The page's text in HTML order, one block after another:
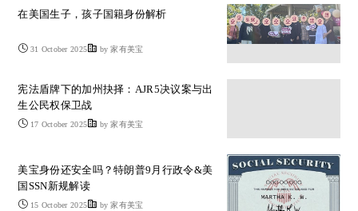
在美国生子，孩子国籍身份解析
31 October 2025 by 家有美宝
宪法盾牌下的加州抉择：AJR5决议案与出
生公民权保卫战
17 October 2025 by 家有美宝
美宝身份还安全吗？特朗普9月行政令&美
国SSN新规解读
15 October 2025 by 家有美宝